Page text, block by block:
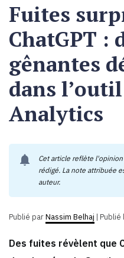
Fuites
ChatGPT :
gênantes
dans
Analytics
notifications
Cet article reflète
rédigé. La note attribuée
auteur.
Publié parNassim Belhaj |
Des fuites révèlent que